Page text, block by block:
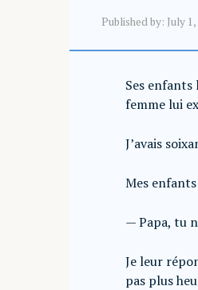
Published by: July
Ses
femme lui
J’avais
Mes
— Papa, tu
Je leur
pas plus